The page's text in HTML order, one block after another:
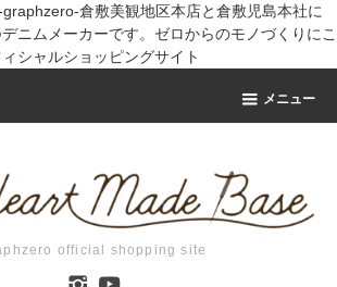
倉敷美観地区本店と倉敷児島本社に
ニムメーカーです。ゼロからのモノづくりにこ
シャルショッピングサイト
メニュー
official shopping site